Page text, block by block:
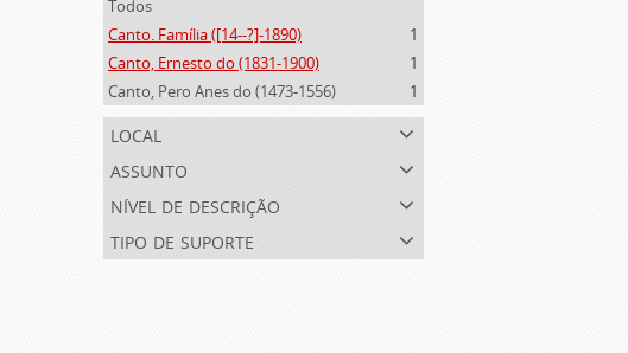
Todos
Canto. Família ([14--?]-1890)
1
Canto, Ernesto do (1831-1900)
1
Canto, Pero Anes do (1473-1556)
1
local
assunto
nível de descrição
tipo de suporte